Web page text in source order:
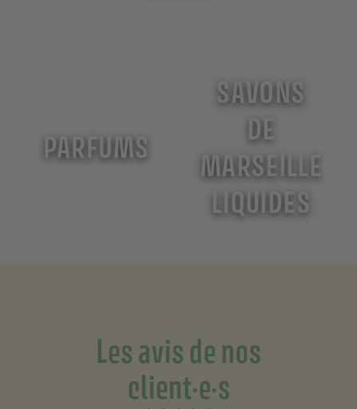
PARFUMS
SAVONS
DE
MARSEILLE
LIQUIDES
Les avis de nos
client·e·s